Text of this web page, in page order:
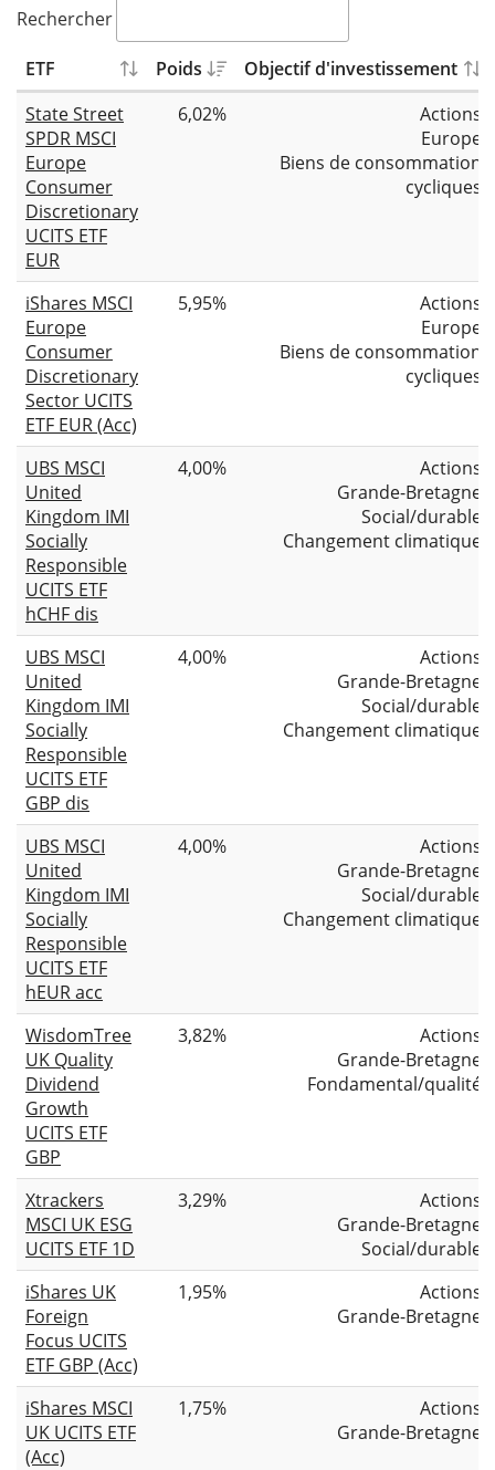
Rechercher
ETF Poids
Objectif d'investissement
State Street
SPDR MSCI
Europe
Consumer
Discretionary
UCITS ETF
EUR
6,02%
Actions
Europe
Biens de consommation
cycliques
iShares MSCI
Europe
Consumer
Discretionary
Sector UCITS
ETF EUR (Acc)
5,95%
Actions
Europe
Biens de consommation
cycliques
UBS MSCI
United
Kingdom IMI
Socially
Responsible
UCITS ETF
hCHF dis
4,00%
Actions
Grande-Bretagne
Social/durable
Changement climatique
UBS MSCI
United
Kingdom IMI
Socially
Responsible
UCITS ETF
GBP dis
4,00%
Actions
Grande-Bretagne
Social/durable
Changement climatique
UBS MSCI
United
Kingdom IMI
Socially
Responsible
UCITS ETF
hEUR acc
4,00%
Actions
Grande-Bretagne
Social/durable
Changement climatique
WisdomTree
UK Quality
Dividend
Growth
UCITS ETF
GBP
3,82%
Actions
Grande-Bretagne
Fondamental/qualité
Xtrackers
MSCI UK ESG
UCITS ETF 1D
3,29%
Actions
Grande-Bretagne
Social/durable
iShares UK
Foreign
Focus UCITS
ETF GBP (Acc)
1,95%
Actions
Grande-Bretagne
iShares MSCI
UK UCITS ETF
(Acc)
1,75%
Actions
Grande-Bretagne